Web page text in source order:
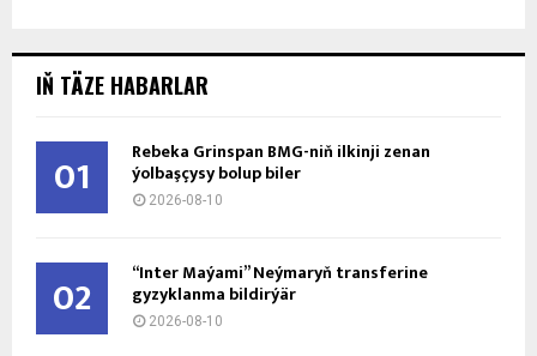
IŇ TÄZE HABARLAR
01 Rebeka Grinspan BMG-niň ilkinji zenan
ýolbaşçysy bolup biler
2026-08-10
02 “Inter Maýami” Neýmaryň transferine
gyzyklanma bildirýär
2026-08-10